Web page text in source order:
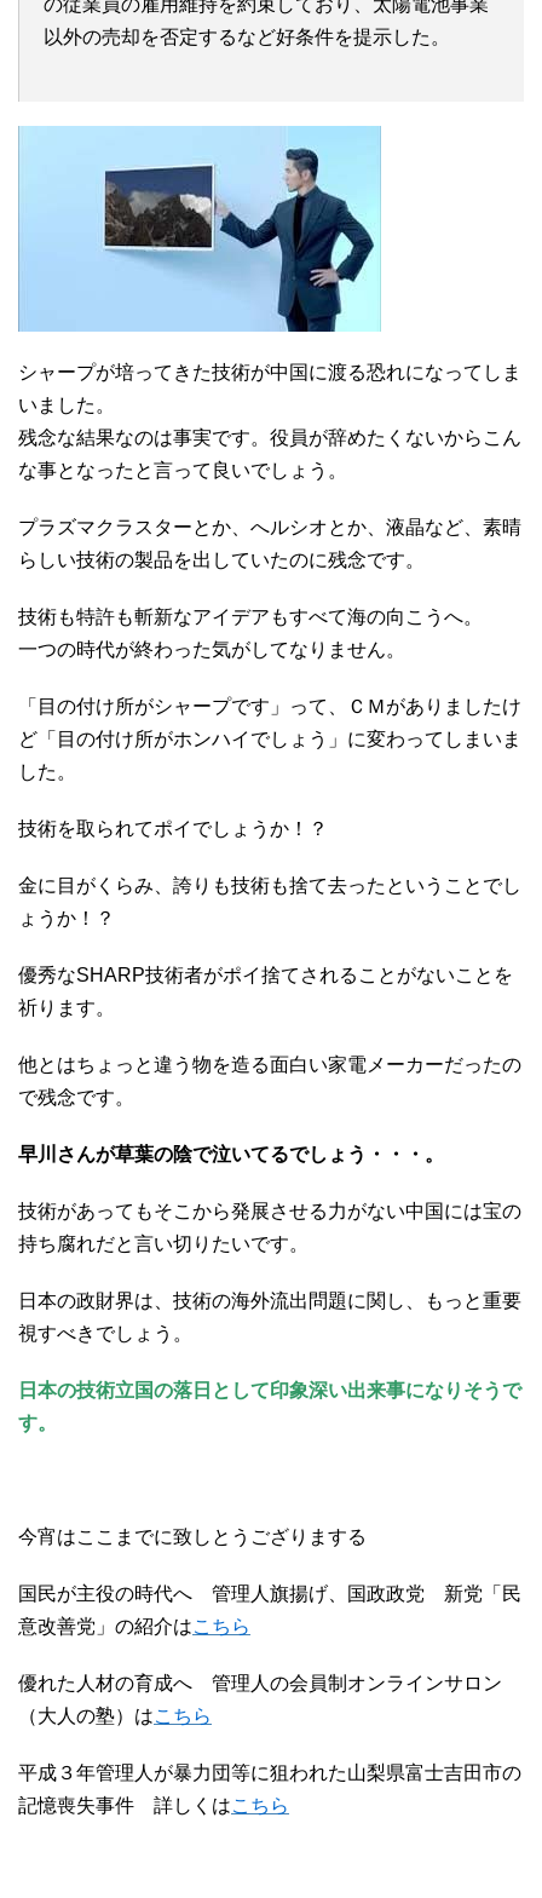
の従業員の雇用維持を約束しており、太陽電池事業
以外の売却を否定するなど好条件を提示した。
シャープが培ってきた技術が中国に渡る恐れになってしま
いました。
残念な結果なのは事実です。役員が辞めたくないからこん
な事となったと言って良いでしょう。
プラズマクラスターとか、へルシオとか、液晶など、素晴
らしい技術の製品を出していたのに残念です。
技術も特許も斬新なアイデアもすべて海の向こうへ。
一つの時代が終わった気がしてなりません。
「目の付け所がシャープです」って、ＣＭがありましたけ
ど 「目の付け所がホンハイでしょう」に変わってしまいま
した。
技術を取られてポイでしょうか！？
金に目がくらみ、誇りも技術も捨て去ったということでし
ょうか！？
優秀なSHARP技術者がポイ捨てされることがないことを
祈ります。
他とはちょっと違う物を造る面白い家電メーカーだったの
で残念です。
早川さんが草葉の陰で泣いてるでしょう・・・。
技術があってもそこから発展させる力がない中国には宝の
持ち腐れだと言い切りたいです。
日本の政財界は、技術の海外流出問題に関し、もっと重要
視すべきでしょう。
日本の技術立国の落日として印象深い出来事になりそうで
す。
今宵はここまでに致しとうござりまする
国民が主役の時代へ 管理人旗揚げ、国政政党 新党「民
意改善党」の紹介はこちら
優れた人材の育成へ 管理人の会員制オンラインサロン
（大人の塾）はこちら
平成３年管理人が暴力団等に狙われた山梨県富士吉田市の
記憶喪失事件 詳しくはこちら